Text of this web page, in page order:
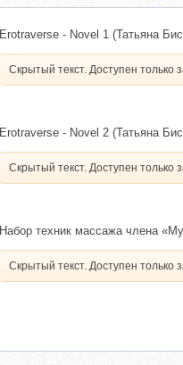
Erotraverse - Novel 1 (Татьяна
Скрытый текст. Доступен только
Erotraverse - Novel 2 (Татьяна
Скрытый текст. Доступен только
Набор техник массажа члена
Скрытый текст. Доступен только